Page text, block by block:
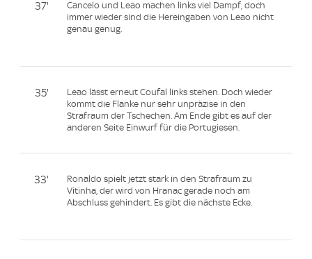
37'
Cancelo und Leao machen links viel Dampf, doch
immer wieder sind die Hereingaben von Leao nicht
genau genug.
35'
Leao lässt erneut Coufal links stehen. Doch wieder
kommt die Flanke nur sehr unpräzise in den
Strafraum der Tschechen. Am Ende gibt es auf der
anderen Seite Einwurf für die Portugiesen.
33'
Ronaldo spielt jetzt stark in den Strafraum zu
Vitinha, der wird von Hranac gerade noch am
Abschluss gehindert. Es gibt die nächste Ecke.